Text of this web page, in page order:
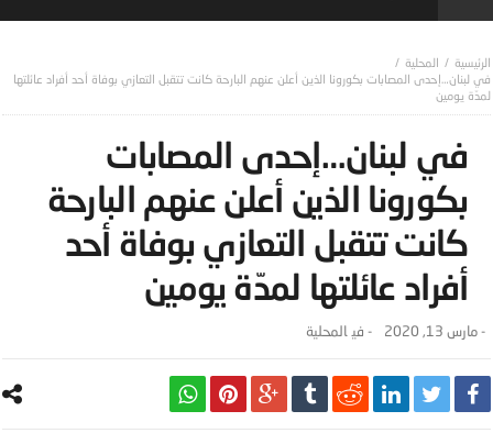
المحلية
في لبنان…‎إحدى المصابات بكورونا الذين أعلن عنهم البارحة كانت تتقبل التعازي بوفاة أحد أفراد عائلتها
لمدّة يومين
في لبنان…‎إحدى المصابات
بكورونا الذين أعلن عنهم البارحة
كانت تتقبل التعازي بوفاة أحد
أفراد عائلتها لمدّة يومين
-مارس 13, 2020 - ‎في المحلية